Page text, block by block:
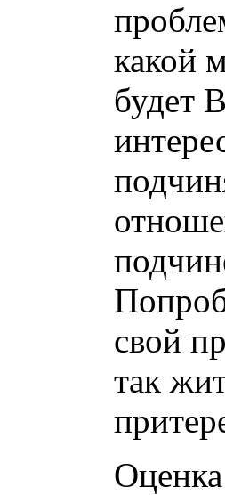
какой
будет
свой
так